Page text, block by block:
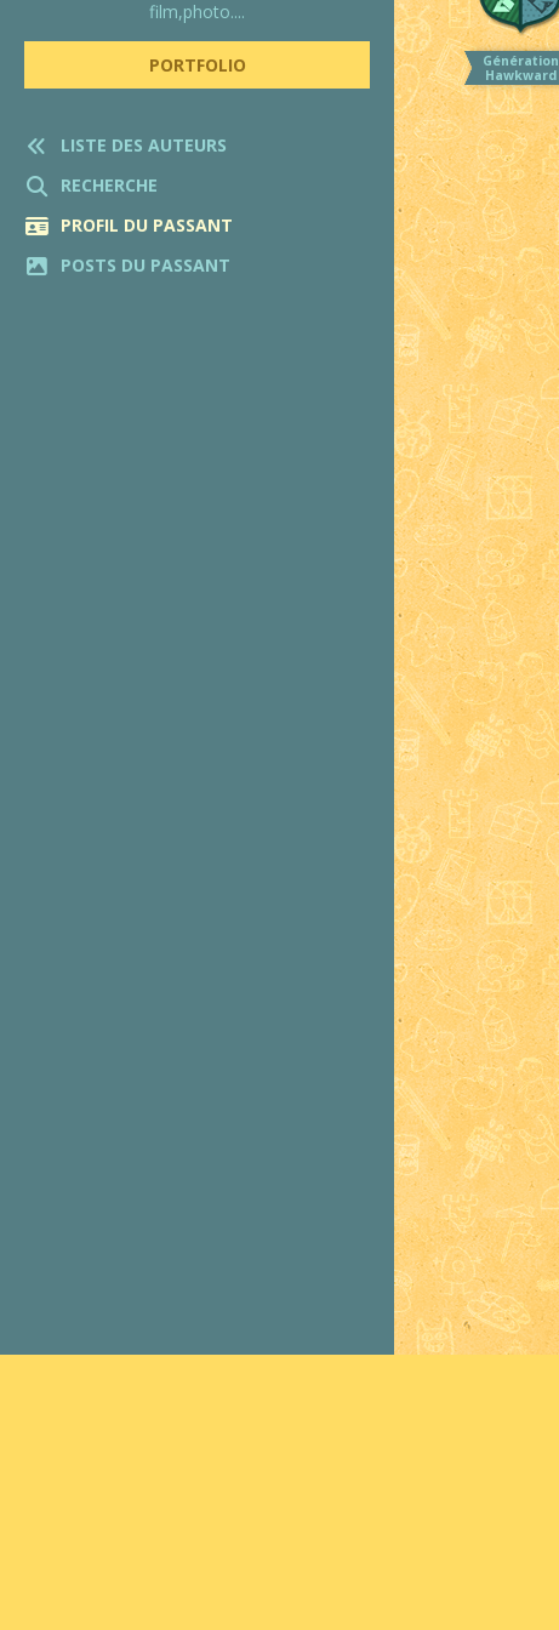
film,photo....
PORTFOLIO
LISTE DES AUTEURS
RECHERCHE
PROFIL DU PASSANT
POSTS DU PASSANT
Génération
Hawkward